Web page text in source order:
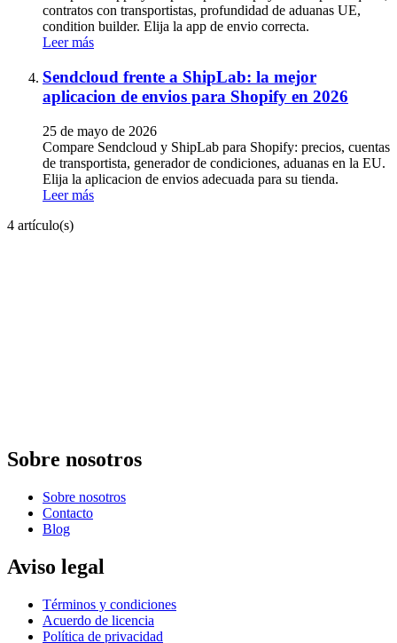
contratos con transportistas, profundidad de aduanas UE,
condition builder. Elija la app de envio correcta.
Leer más
Sendcloud frente a ShipLab: la mejor
aplicacion de envios para Shopify en 2026
25 de mayo de 2026
Compare Sendcloud y ShipLab para Shopify: precios, cuentas
de transportista, generador de condiciones, aduanas en la EU.
Elija la aplicacion de envios adecuada para su tienda.
Leer más
4 artículo(s)
Sobre nosotros
Sobre nosotros
Contacto
Blog
Aviso legal
Términos y condiciones
Acuerdo de licencia
Política de privacidad